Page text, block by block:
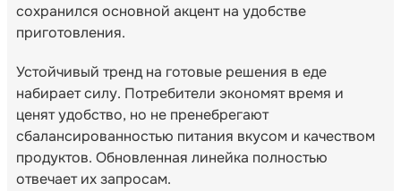
сохранился основной акцент на удобстве
приготовления.
Устойчивый тренд на готовые решения в еде
набирает силу. Потребители экономят время и
ценят удобство, но не пренебрегают
сбалансированностью питания вкусом и качеством
продуктов. Обновленная линейка полностью
отвечает их запросам.